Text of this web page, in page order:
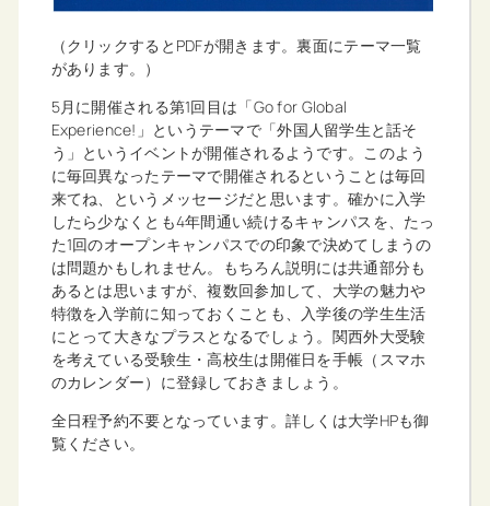
（クリックするとPDFが開きます。裏面にテーマ一覧
があります。）
5月に開催される第1回目は「Go for Global
Experience!」というテーマで「外国人留学生と話そ
う」というイベントが開催されるようです。このよう
に毎回異なったテーマで開催されるということは毎回
来てね、というメッセージだと思います。確かに入学
したら少なくとも4年間通い続けるキャンパスを、たっ
た1回のオープンキャンパスでの印象で決めてしまうの
は問題かもしれません。もちろん説明には共通部分も
あるとは思いますが、複数回参加して、大学の魅力や
特徴を入学前に知っておくことも、入学後の学生生活
にとって大きなプラスとなるでしょう。関西外大受験
を考えている受験生・高校生は開催日を手帳（スマホ
のカレンダー）に登録しておきましょう。
全日程予約不要となっています。詳しくは大学HPも御
覧ください。